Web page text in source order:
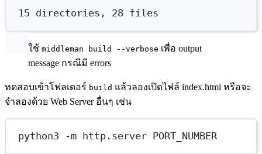
15 directories, 28 files
ใช้ middleman build --verbose เพื่อ output
message กรณีมี errors
ทดสอบเข้าโฟลเดอร์ build แล้วลองเปิดไฟล์ index.html หรือจะ
จำลองด้วย Web Server อื่นๆ เช่น
python3 -m http.server PORT_NUMBER